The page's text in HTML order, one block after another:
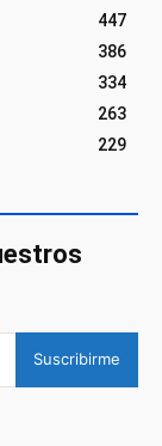
447
386
334
263
229
Suscribirme